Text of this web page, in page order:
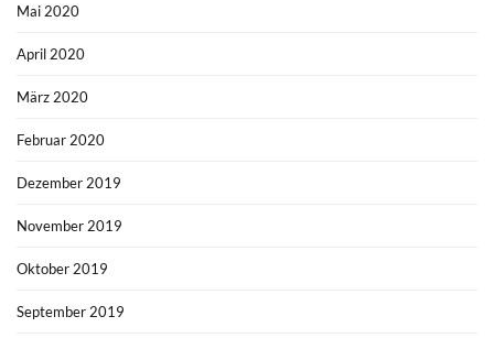
Mai 2020
April 2020
März 2020
Februar 2020
Dezember 2019
November 2019
Oktober 2019
September 2019